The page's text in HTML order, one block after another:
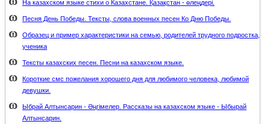
На казахском языке стихи о Казахстане. Қазақстан - өлеңдері.
Песня День Победы. Тексты, слова военных песен Ко Дню Победы.
Образец и пример характеристики на семью, родителей трудного подростка,
ученика
Тексты казахских песен. Песни на казахском языке.
Короткие смс пожелания хорошего дня для любимого человека, любимой
девушки.
Ыбрай Алтынсарин - Әңгімелер. Рассказы на казахском языке - Ыбырай
Алтынсарин.